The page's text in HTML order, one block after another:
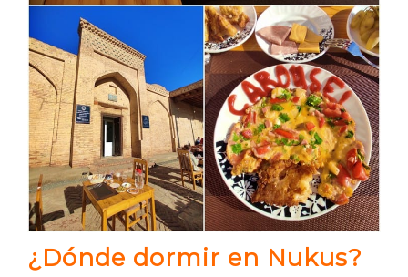
¿Dónde dormir en Nukus?